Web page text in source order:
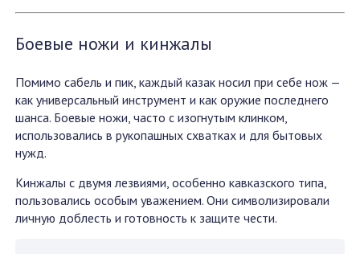
Боевые ножи и кинжалы
Помимо сабель и пик, каждый казак носил при себе нож —
как универсальный инструмент и как оружие последнего
шанса. Боевые ножи, часто с изогнутым клинком,
использовались в рукопашных схватках и для бытовых
нужд.
Кинжалы с двумя лезвиями, особенно кавказского типа,
пользовались особым уважением. Они символизировали
личную доблесть и готовность к защите чести.